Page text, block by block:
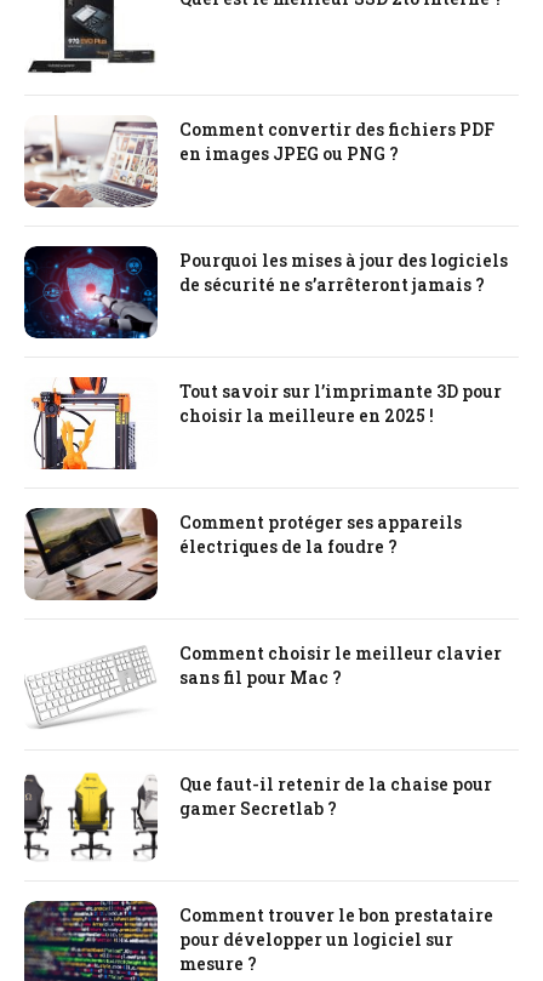
Comment convertir des fichiers PDF
en images JPEG ou PNG ?
Pourquoi les mises à jour des logiciels
de sécurité ne s’arrêteront jamais ?
Tout savoir sur l’imprimante 3D pour
choisir la meilleure en 2025 !
Comment protéger ses appareils
électriques de la foudre ?
Comment choisir le meilleur clavier
sans fil pour Mac ?
Que faut-il retenir de la chaise pour
gamer Secretlab ?
Comment trouver le bon prestataire
pour développer un logiciel sur
mesure ?